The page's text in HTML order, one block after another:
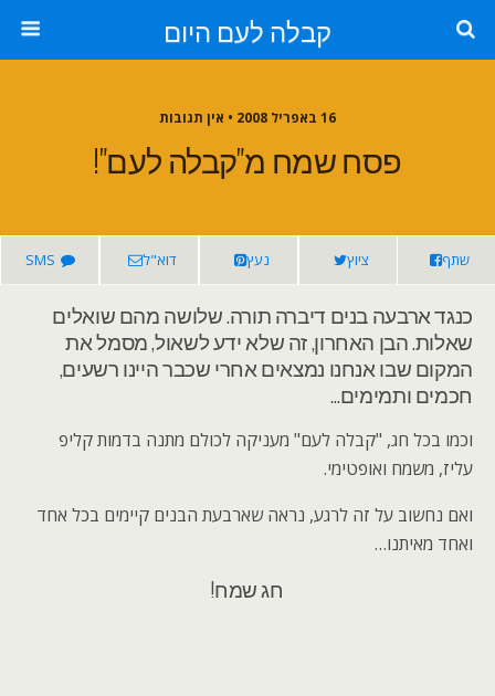
קבלה לעם היום
16 באפריל 2008 • אין תגובות
פסח שמח מ"קבלה לעם"!
שתף ציוץ נעץ דוא"ל SMS
כנגד ארבעה בנים דיברה תורה. שלושה מהם שואלים
שאלות. הבן האחרון, זה שלא ידע לשאול, מסמל את
המקום שבו אנחנו נמצאים אחרי שכבר היינו רשעים,
חכמים ותמימים…
וכמו בכל חג, "קבלה לעם" מעניקה לכולם מתנה בדמות קליפ
עליז, משמח ואופטימי.
ואם נחשוב על זה לרגע, נראה שארבעת הבנים קיימים בכל אחד
ואחד מאיתנו…
חג שמח!